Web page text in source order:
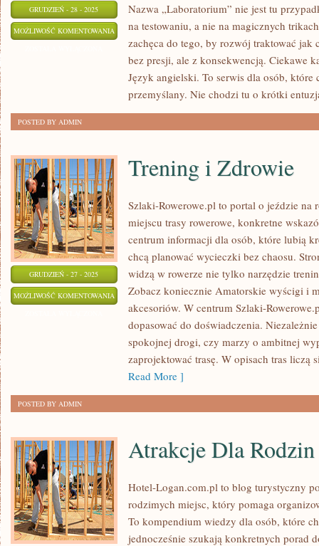
GRUDZIEŃ - 28 - 2025
MOŻLIWOŚĆ KOMENTOWANIA GEOLOGIA
Nazwa „Laboratorium” nie jest tu
na testowaniu, a nie na magicznych
zachęca do tego, by rozwój traktować jak
bez presji, ale z konsekwencją. Ciekawe
Język angielski. To serwis dla osób, które
przemyślany. Nie chodzi tu o krótki
POSTED BY ADMIN
GRUDZIEŃ - 27 - 2025
MOŻLIWOŚĆ KOMENTOWANIA TRENING
ZDROWIE
Trening i Zdrowie
Szlaki-Rowerowe.pl to portal o jeździe na
miejscu trasy rowerowe, konkretne
centrum informacji dla osób, które lubią
chcą planować wycieczki bez chaosu.
widzą w rowerze nie tylko narzędzie
Zobacz koniecznie Amatorskie wyścigi i
akcesoriów. W centrum Szlaki-
dopasować do doświadczenia.
spokojnej drogi, czy marzy o ambitnej
zaprojektować trasę. W opisach tras liczą
Read More ]
POSTED BY ADMIN
Atrakcje Dla
Hotel-Logan.com.pl to blog turystyczny
rodzimych miejsc, który pomaga
To kompendium wiedzy dla osób, które
jednocześnie szukają konkretnych porad